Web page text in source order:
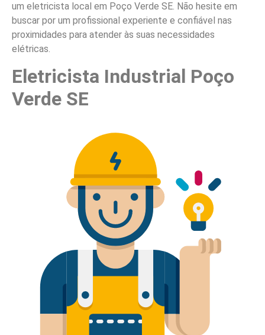
um eletricista local em Poço Verde SE. Não hesite em
buscar por um profissional experiente e confiável nas
proximidades para atender às suas necessidades
elétricas.
Eletricista Industrial Poço
Verde SE